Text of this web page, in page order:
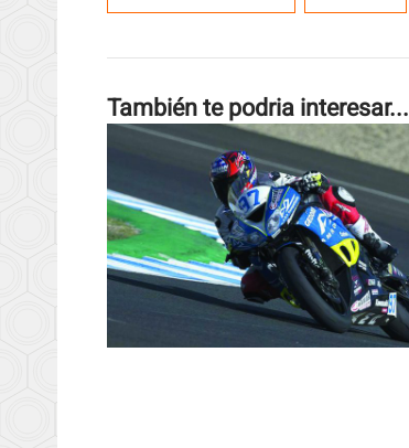
También te podria interesar...